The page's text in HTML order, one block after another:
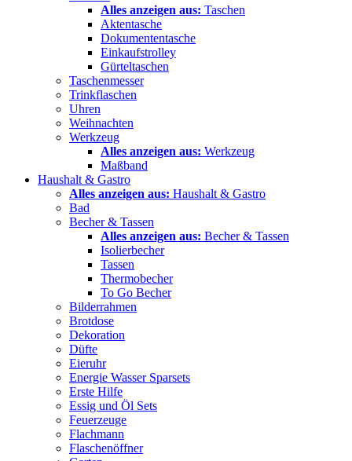
Alles anzeigen aus: Taschen
Aktentasche
Dokumententasche
Einkaufstrolley
Gürteltaschen
Taschenmesser
Trinkflaschen
Uhren
Weihnachten
Werkzeug
Alles anzeigen aus: Werkzeug
Maßband
Haushalt & Gastro
Alles anzeigen aus: Haushalt & Gastro
Bad
Becher & Tassen
Alles anzeigen aus: Becher & Tassen
Isolierbecher
Tassen
Thermobecher
To Go Becher
Bilderrahmen
Brotdose
Dekoration
Düfte
Eieruhr
Energie Wasser Sparsets
Erste Hilfe
Essig und Öl Sets
Feuerzeuge
Flachmann
Flaschenöffner